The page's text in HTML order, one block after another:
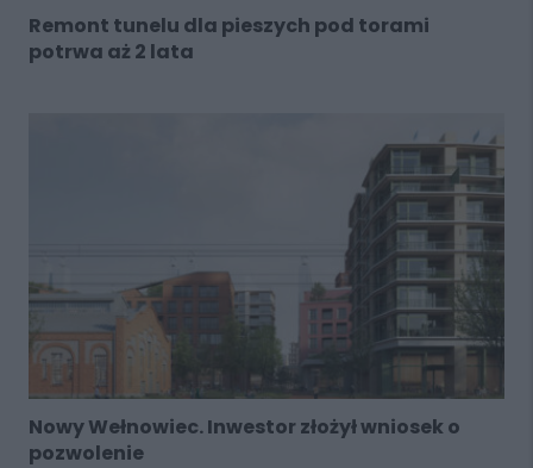
Remont tunelu dla pieszych pod torami
potrwa aż 2 lata
Nowy Wełnowiec. Inwestor złożył wniosek o
pozwolenie